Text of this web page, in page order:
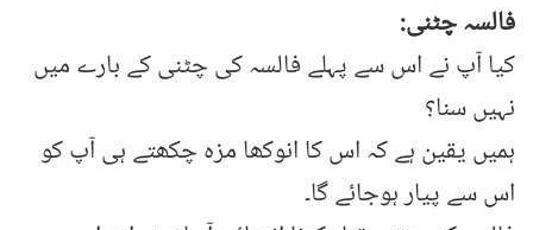
فالسہ چٹنی:
کیا آپ نے اس سے پہلے فالسہ کی چٹنی کے بارے میں
نہیں سنا؟
ہمیں یقین ہے کہ اس کا انوکھا مزہ چکھتے ہی آپ کو
اس سے پیار ہوجائے گا۔